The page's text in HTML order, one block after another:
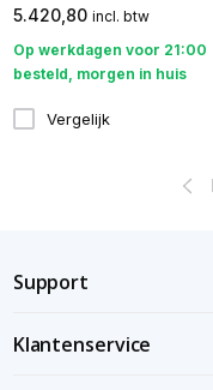
5.420,80 incl. btw
Op werkdagen voor 21:00
besteld, morgen in huis
Vergelijk
Support
Klantenservice